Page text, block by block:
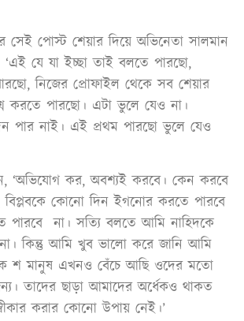
সেই পোস্ট শেয়ার দিয়ে অভিনেতা সালমান
‘এই যে যা ইচ্ছা তাই বলতে পারছো,
নিজের প্রোফাইল থেকে সব শেয়ার
করতে পারছো। এটা ভুলে যেও না।
পার নাই। এই প্রথম পারছো ভুলে যেও
‘অভিযোগ কর, অবশ্যই করবে। কেন করবে
বিপ্লবকে কোনো দিন ইগনোর করতে পারবে
পারবে না। সত্যি বলতে আমি নাহিদকে
কিন্তু আমি খুব ভালো করে জানি আমি
শ মানুষ এখনও বেঁচে আছি ওদের মতো
তাদের ছাড়া আমাদের অর্ধেকও থাকত
করার কোনো উপায় নেই।’